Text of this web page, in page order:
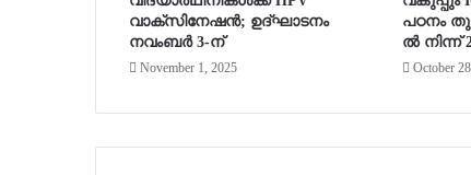
വാക്‌സിനേഷൻ; ഉദ്ഘാടനം
നവംബർ 3-ന്
November 1, 2025
പഠനം
ൽ നിന്ന്
October